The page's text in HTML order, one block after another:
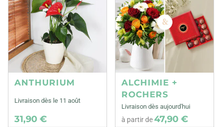
ANTHURIUM
Livraison dès le 11 août
31,90 €
ALCHIMIE +
ROCHERS
Livraison dès aujourd'hui
à partir de47,90 €